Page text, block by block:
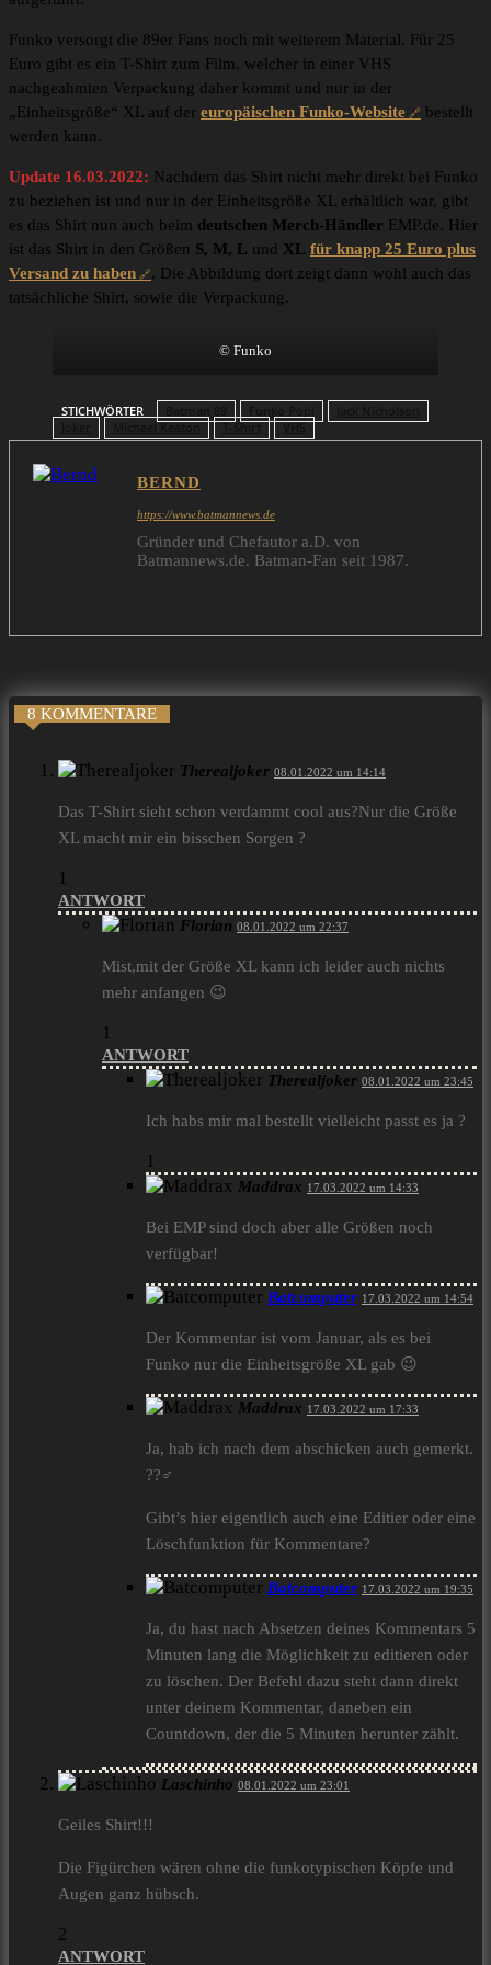
Funko versorgt die 89er Fans noch mit weiterem Material. Für 25
Euro gibt es ein T-Shirt zum Film, welcher in einer VHS
nachgeahmten Verpackung daher kommt und nur in der
„Einheitsgröße“ XL auf der europäischen Funko-Website
bestellt
werden kann.
Update 16.03.2022: Nachdem das Shirt nicht mehr direkt bei Funko
zu beziehen ist und nur in der Einheitsgröße XL erhältlich war, gibt
es das Shirt nun auch beim deutschen Merch-Händler EMP.de. Hier
ist das Shirt in den Größen S, M, L und XL für knapp 25 Euro plus
Versand zu haben
. Die Abbildung dort zeigt dann wohl auch das
tatsächliche Shirt, sowie die Verpackung.
© Funko
STICHWÖRTER
Michael Keaton T-Shirt VHS
BERND
https://www.batmannews.de
Gründer und Chefautor a.D. von
Batmannews.de. Batman-Fan seit 1987.
8 KOMMENTARE
Therealjoker 08.01.2022 um 14:14
Das T-Shirt sieht schon verdammt cool aus?Nur die Größe
XL macht mir ein bisschen Sorgen ?
1
ANTWORT
Florian 08.01.2022 um 22:37
Mist,mit der Größe XL kann ich leider auch nichts
mehr anfangen 😉
1
ANTWORT
Therealjoker 08.01.2022 um 23:45
Ich habs mir mal bestellt vielleicht passt es ja ?
1
Maddrax 17.03.2022 um 14:33
Bei EMP sind doch aber alle Größen noch
verfügbar!
Batcomputer 17.03.2022 um 14:54
Der Kommentar ist vom Januar, als es bei
Funko nur die Einheitsgröße XL gab 😉
Maddrax 17.03.2022 um 17:33
Ja, hab ich nach dem abschicken auch gemerkt.
??‍♂️
Gibt’s hier eigentlich auch eine Editier oder eine
Löschfunktion für Kommentare?
Batcomputer 17.03.2022 um 19:35
Ja, du hast nach Absetzen deines Kommentars 5
Minuten lang die Möglichkeit zu editieren oder
zu löschen. Der Befehl dazu steht dann direkt
unter deinem Kommentar, daneben ein
Countdown, der die 5 Minuten herunter zählt.
Laschinho 08.01.2022 um 23:01
Geiles Shirt!!!
Die Figürchen wären ohne die funkotypischen Köpfe und
Augen ganz hübsch.
2
ANTWORT